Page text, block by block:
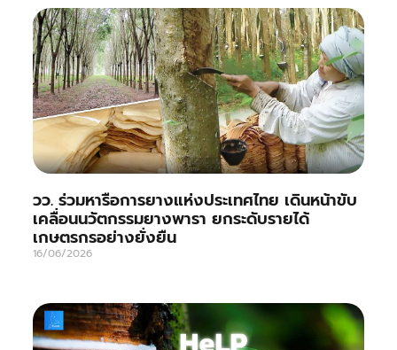
วว. ร่วมหารือการยางแห่งประเทศไทย เดินหน้าขับ
เคลื่อนนวัตกรรมยางพารา ยกระดับรายได้
เกษตรกรอย่างยั่งยืน
16/06/2026